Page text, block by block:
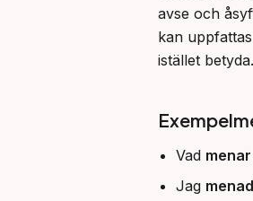
avse och
kan
istället betyda.
Vad menar
Jag